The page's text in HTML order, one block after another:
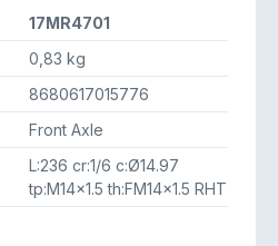
17MR4701
0,83 kg
8680617015776
Front Axle
L:236 cr:1/6 c:Ø14.97
tp:M14x1.5 th:FM14x1.5 RHT